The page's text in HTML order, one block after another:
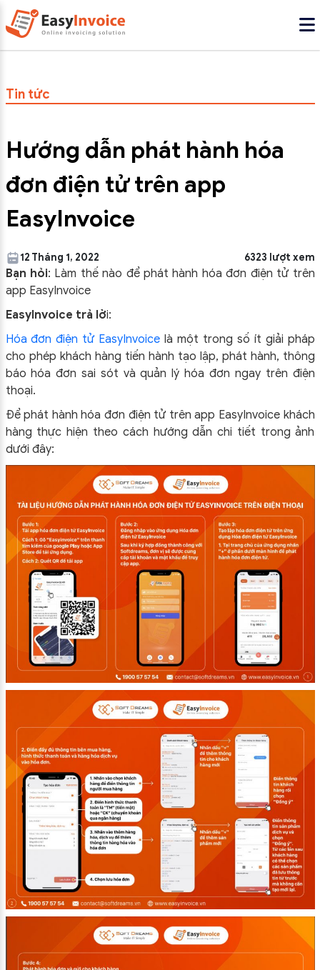
Tin tức
Hướng dẫn phát hành hóa
đơn điện tử trên app
EasyInvoice
12 Tháng 1, 2022 6323 lượt xem
Bạn hỏi: Làm thế nào để phát hành hóa đơn điện tử trên
app EasyInvoice
EasyInvoice trả lời:
Hóa đơn điện tử EasyInvoice là một trong số ít giải pháp
cho phép khách hàng tiến hành tạo lập, phát hành, thông
báo hóa đơn sai sót và quản lý hóa đơn ngay trên điện
thoại.
Để phát hành hóa đơn điện tử trên app EasyInvoice khách
hàng thực hiện theo cách hướng dẫn chi tiết trong ảnh
dưới đây: